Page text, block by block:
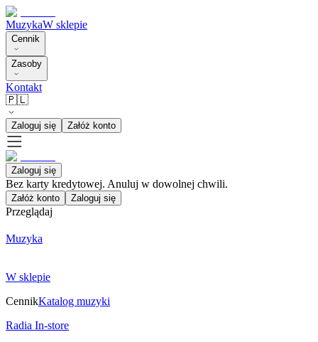
MuzykaW sklepie
Cennik
Zasoby
Kontakt
🇵🇱
Zaloguj się Załóż konto
Zaloguj się
Bez karty kredytowej. Anuluj w dowolnej chwili.
Załóż konto Zaloguj się
Przeglądaj
Muzyka
W sklepie
CennikKatalog muzyki
Radia In-store